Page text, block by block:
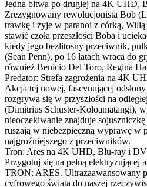
Jedna bitwa po drugiej na 4K UHD,
Zrezygnowany rewolucjonista Bob
trawkę i żyje w paranoi z córką,
stawić czoła przeszłości Boba i
kiedy jego bezlitosny przeciwnik,
(Sean Penn), po 16 latach wraca do
również Benicio Del Toro, Regina
Predator: Strefa zagrożenia na 4K
Akcja tej nowej, fascynującej
rozgrywa się w przyszłości na
(Dimitrius Schuster-Koloamatangi),
nieoczekiwanie znajduje
ruszają w niebezpieczną wyprawę w
najgroźniejszego z przeciwników.
Tron: Ares na 4K UHD, Blu-ray i
Przygotuj się na pełną
TRON: ARES. Ultrazaawansowany
cyfrowego świata do naszej